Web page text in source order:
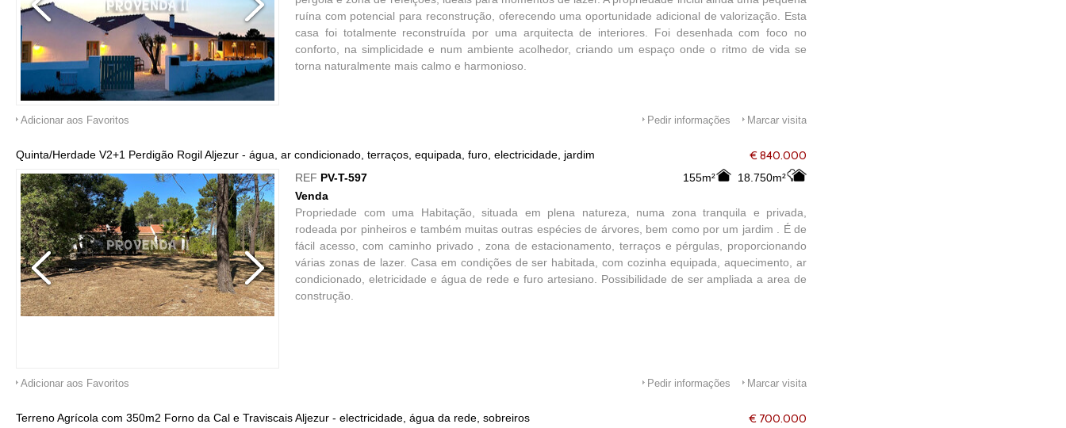
ruína com potencial para reconstrução, oferecendo uma oportunidade adicional de valorização. Esta
casa foi totalmente reconstruída por uma arquitecta de interiores. Foi desenhada com foco no
conforto, na simplicidade e num ambiente acolhedor, criando um espaço onde o ritmo de vida se
torna naturalmente mais calmo e harmonioso.
Adicionar aos Favoritos Marcar visita
Pedir informações
€ 840.000
Quinta/Herdade V2+1 Perdigão Rogil Aljezur - água, ar condicionado, terraços, equipada, furo, electricidade, jardim
155m²
18.750m²
REF PV-T-597
Venda
Propriedade com uma Habitação, situada em plena natureza, numa zona tranquila e privada,
rodeada por pinheiros e também muitas outras espécies de árvores, bem como por um jardim . É de
fácil acesso, com caminho privado , zona de estacionamento, terraços e pérgulas, proporcionando
várias zonas de lazer. Casa em condições de ser habitada, com cozinha equipada, aquecimento, ar
condicionado, eletricidade e água de rede e furo artesiano. Possibilidade de ser ampliada a area de
construção.
Adicionar aos Favoritos Marcar visita
Pedir informações
€ 700.000
Terreno Agrícola com 350m2 Forno da Cal e Traviscais Aljezur - electricidade, água da rede, sobreiros